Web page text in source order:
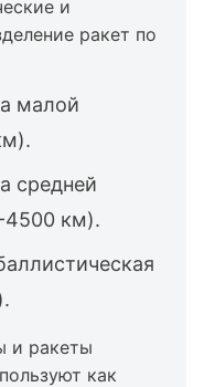
и
ракет по
малой
средней
4500 км).
и ракеты
как